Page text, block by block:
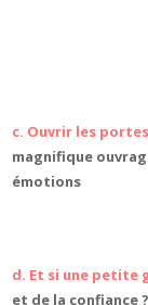
c. Ouvrir les
magnifique
émotions
d. Et si une petite
et de la confiance ?